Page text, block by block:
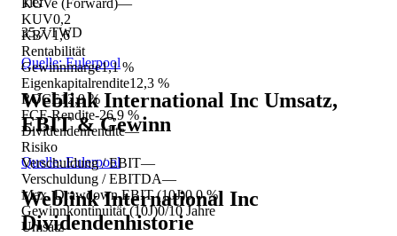
KGVe (Forward)—
KUV0,2
KBV1,6
Rentabilität
Gewinnmarge1,1 %
Eigenkapitalrendite12,3 %
ROCE12,9 %
FCF-Rendite-26,9 %
Dividendenrendite—
Risiko
Verschuldung / EBIT—
Verschuldung / EBITDA—
Max. Drawdown EBIT (10J)0,0 %
Gewinnkontinuität (10J)0/10 Jahre
Umsatz
35,7 TWD
Quelle: Eulerpool
Weblink International Inc Umsatz,
EBIT & Gewinn
Quelle: Eulerpool
Weblink International Inc
Dividendenhistorie